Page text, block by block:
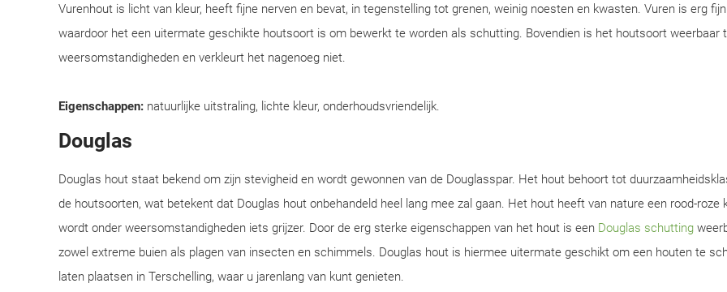
Vurenhout is licht van kleur, heeft fijne nerven en bevat, in tegenstelling tot grenen, weinig noesten en kwasten. Vuren is erg
waardoor het een uitermate geschikte houtsoort is om bewerkt te worden als schutting. Bovendien is het houtsoort weerbaar
weersomstandigheden en verkleurt het nagenoeg niet.
Eigenschappen: natuurlijke uitstraling, lichte kleur, onderhoudsvriendelijk.
Douglas
Douglas hout staat bekend om zijn stevigheid en wordt gewonnen van de Douglasspar. Het hout behoort tot
de houtsoorten, wat betekent dat Douglas hout onbehandeld heel lang mee zal gaan. Het hout heeft van nature een rood-roze
wordt onder weersomstandigheden iets grijzer. Door de erg sterke eigenschappen van het hout is een Douglas schutting
zowel extreme buien als plagen van insecten en schimmels. Douglas hout is hiermee uitermate geschikt om een houten te
laten plaatsen in Terschelling, waar u jarenlang van kunt genieten.